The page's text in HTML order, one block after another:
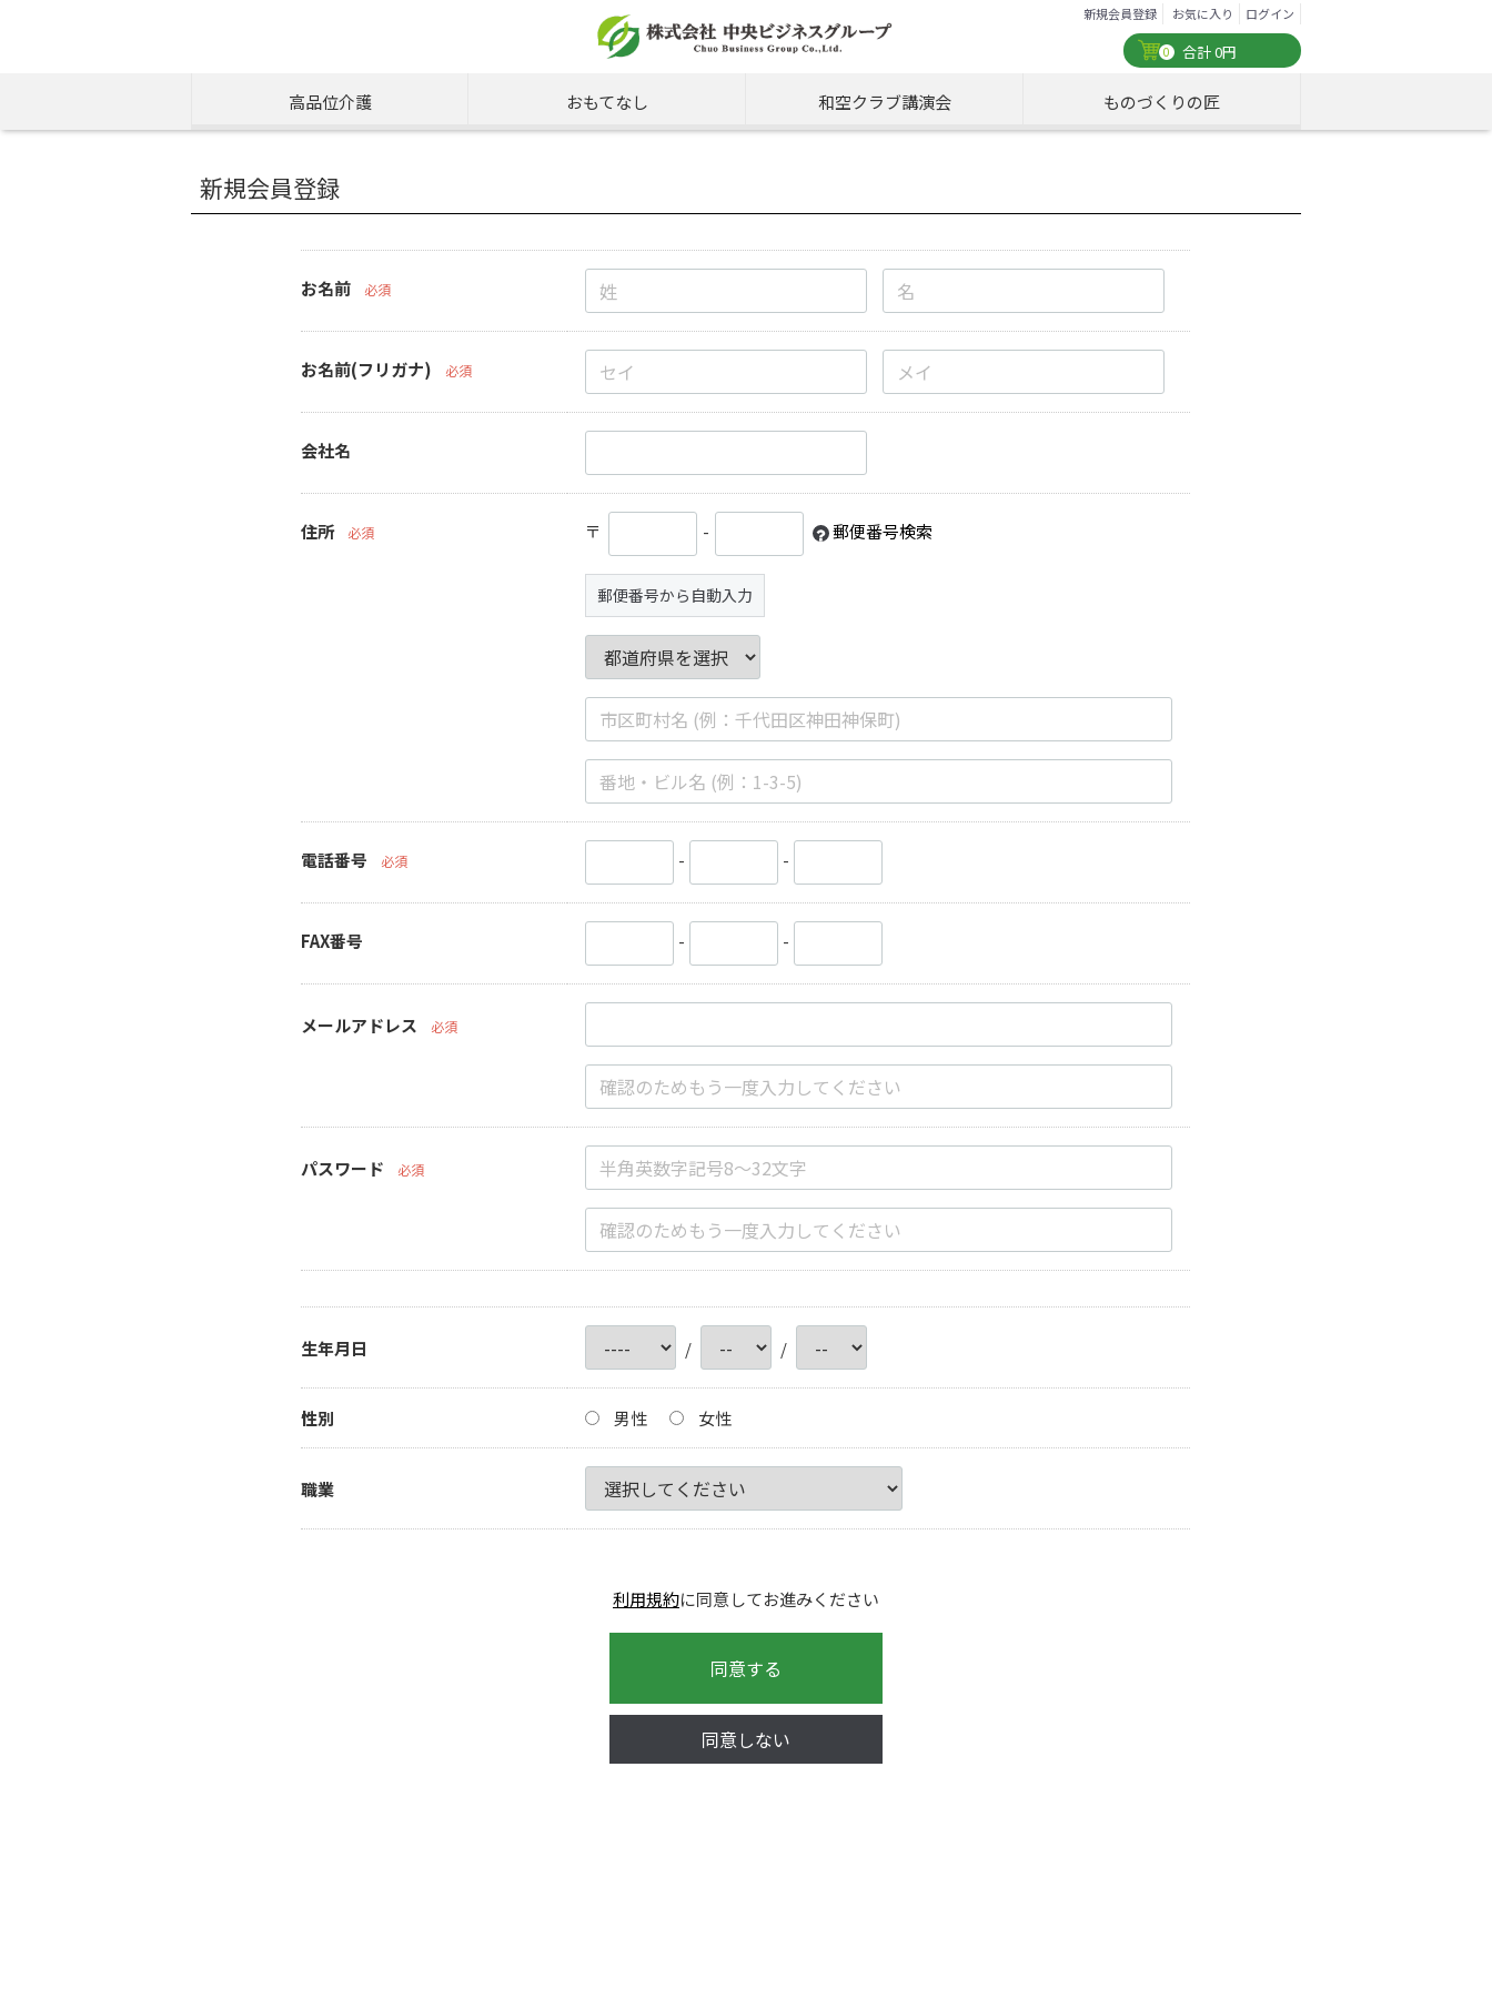
新規会員登録 お気に入り ログイン
0 合計0円
高品位介護 おもてなし 和空クラブ講演会 ものづくりの匠
新規会員登録
お名前 必須
お名前(フリガナ) 必須
会社名
住所 必須 〒 - 郵便番号検索
郵便番号から自動入力
電話番号 必須 - -
FAX番号 - -
メールアドレス 必須
パスワード 必須
生年月日 / /
性別 男性 女性
職業
利用規約に同意してお進みください
同意する
同意しない